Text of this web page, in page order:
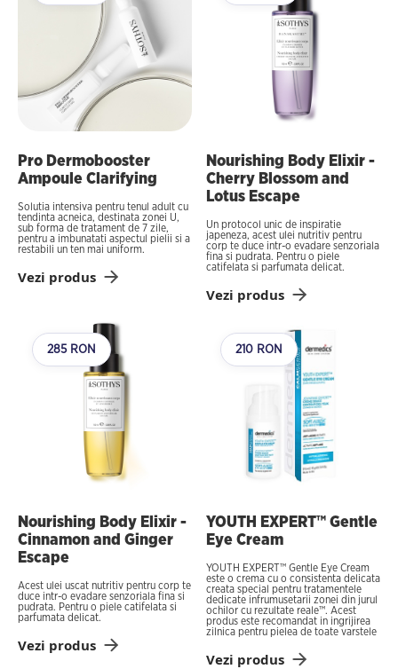
Pro Dermobooster
Ampoule Clarifying
Solutia intensiva pentru tenul adult cu
tendinta acneica, destinata zonei U,
sub forma de tratament de 7 zile,
pentru a imbunatati aspectul pielii si a
restabili un ten mai uniform.
Vezi produs
Nourishing Body Elixir -
Cherry Blossom and
Lotus Escape
Un protocol unic de inspiratie
japeneza, acest ulei nutritiv pentru
corp te duce intr-o evadare senzoriala
fina si pudrata. Pentru o piele
catifelata si parfumata delicat.
Vezi produs
285 RON
Nourishing Body Elixir -
Cinnamon and Ginger
Escape
Acest ulei uscat nutritiv pentru corp te
duce intr-o evadare senzoriala fina si
pudrata. Pentru o piele catifelata si
parfumata delicat.
Vezi produs
210 RON
YOUTH EXPERT™ Gentle
Eye Cream
YOUTH EXPERT™ Gentle Eye Cream
este o crema cu o consistenta delicata
creata special pentru tratamentele
dedicate infrumusetarii zonei din jurul
ochilor cu rezultate reale™. Acest
produs este recomandat in ingrijirea
zilnica pentru pielea de toate varstele
Vezi produs